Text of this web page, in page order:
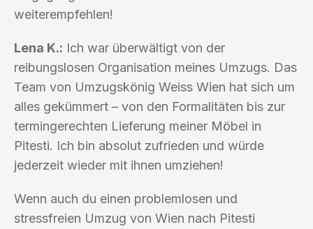
weiterempfehlen!
Lena K.: Ich war überwältigt von der
reibungslosen Organisation meines Umzugs. Das
Team von Umzugskönig Weiss Wien hat sich um
alles gekümmert – von den Formalitäten bis zur
termingerechten Lieferung meiner Möbel in
Pitesti. Ich bin absolut zufrieden und würde
jederzeit wieder mit ihnen umziehen!
Wenn auch du einen problemlosen und
stressfreien Umzug von Wien nach Pitesti